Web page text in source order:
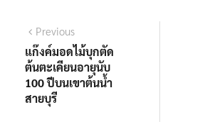
แนะแนว
เรื่อง
PreviousPrevious
post:
แก๊งค์มอดไม้บุกตัด
ต้นตะเคียนอายุนับ
100 ปีบนเขาต้นน้ำ
สายบุรี